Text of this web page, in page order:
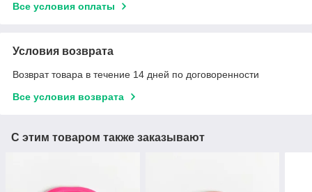
Все условия оплаты
Условия возврата
Возврат товара в течение 14 дней по договоренности
Все условия возврата
С этим товаром также заказывают